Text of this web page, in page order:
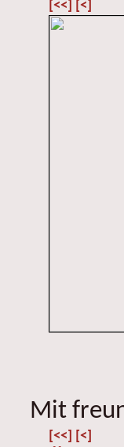
[<<] [<]
Mit
[<<] [<]